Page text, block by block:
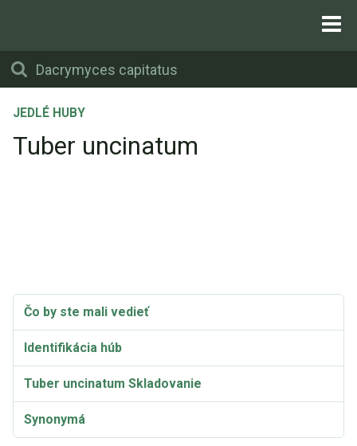
JEDLÉ HUBY
Tuber uncinatum
Čo by ste mali vedieť
Identifikácia húb
Tuber uncinatum Skladovanie
Synonymá